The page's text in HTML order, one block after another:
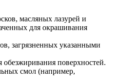
масляных лазурей и
для окрашивания
загрязненных указанными
поверхностей.
смол (например,